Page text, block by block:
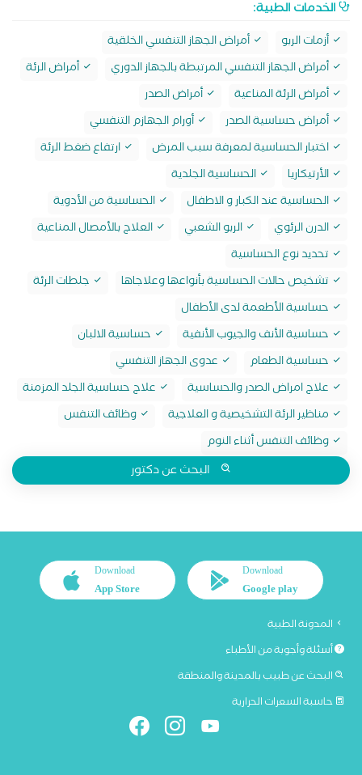
الخدمات الطبية:
أزمات الربو
أمراض الجهاز التنفسي الخلقية
أمراض الجهاز التنفسي المرتبطة بالجهاز الدوري
أمراض الرئة
أمراض الرئة المناعية
أمراض الصدر
أمراض حساسية الصدر
أورام الجهازم التنفسي
اختبار الحساسية لمعرفة سبب المرض
ارتفاع ضغط الرئة
الأرتيكاريا
الحساسية الجلدية
الحساسية عند الكبار و الاطفال
الحساسية من الأدوية
الدرن الرئوي
الربو الشعبي
العلاج بالأمصال المناعية
تحديد نوع الحساسية
تشخيص حالات الحساسية بأنواعها وعلاجاها
جلطات الرئة
حساسية الأطعمة لدى الأطفال
حساسية الأنف والجيوب الأنفية
حساسية الالبان
حساسية الطعام
عدوى الجهاز التنفسي
علاج امراض الصدر والحساسية
علاج حساسية الجلد المزمنة
مناظير الرئة التشخيصية و العلاجية
وظائف التنفس
وظائف التنفس أثناء النوم
البحث عن دكتور
Download
Google play
Download
App Store
المدونة الطبية
أسئلة وأجوبة من الأطباء
البحث عن طبيب بالمدينة والمنطقة
حاسبة السعرات الحرارية